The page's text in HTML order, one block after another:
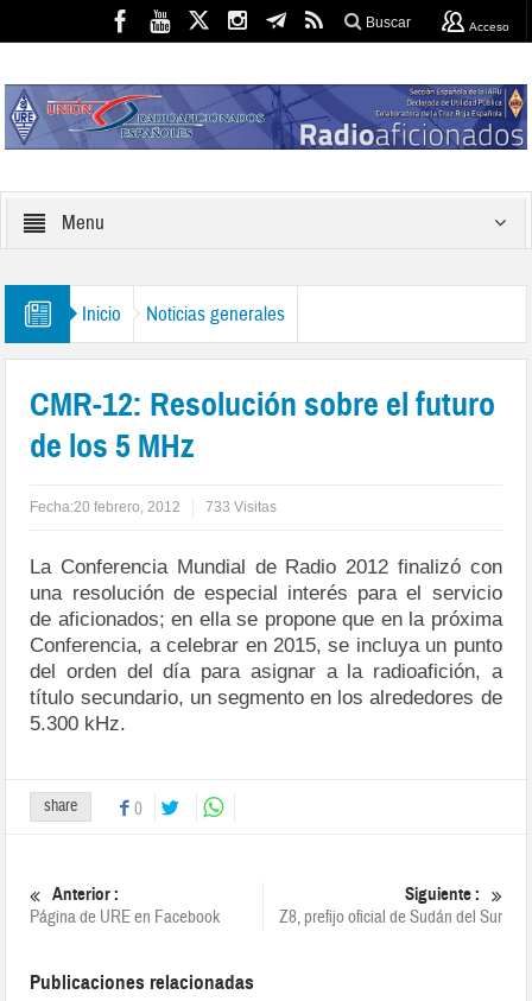
Buscar Acceso
Menu
Inicio Noticias generales
CMR-12: Resolución sobre el futuro
de los 5 MHz
Fecha:20 febrero, 2012 733 Visitas
La Conferencia Mundial de Radio 2012 finalizó con
una resolución de especial interés para el servicio
de aficionados; en ella se propone que en la próxima
Conferencia, a celebrar en 2015, se incluya un punto
del orden del día para asignar a la radioafición, a
título secundario, un segmento en los alrededores de
5.300 kHz.
share 0
Anterior :
Página de URE en Facebook
Siguiente :
Z8, prefijo oficial de Sudán del Sur
Publicaciones relacionadas